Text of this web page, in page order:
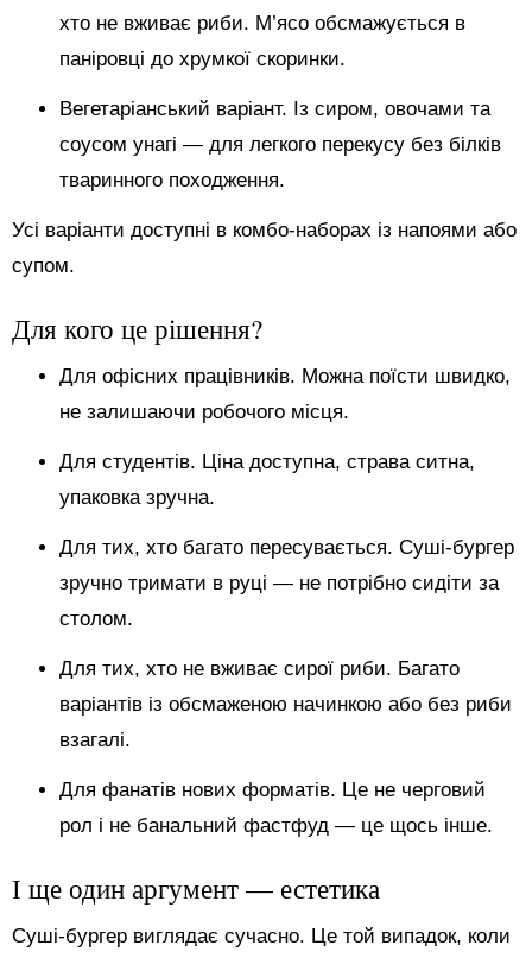
хто не вживає риби. М’ясо обсмажується в
паніровці до хрумкої скоринки.
Вегетаріанський варіант. Із сиром, овочами та
соусом унагі — для легкого перекусу без білків
тваринного походження.
Усі варіанти доступні в комбо-наборах із напоями або
супом.
Для кого це рішення?
Для офісних працівників. Можна поїсти швидко,
не залишаючи робочого місця.
Для студентів. Ціна доступна, страва ситна,
упаковка зручна.
Для тих, хто багато пересувається. Суші-бургер
зручно тримати в руці — не потрібно сидіти за
столом.
Для тих, хто не вживає сирої риби. Багато
варіантів із обсмаженою начинкою або без риби
взагалі.
Для фанатів нових форматів. Це не черговий
рол і не банальний фастфуд — це щось інше.
І ще один аргумент — естетика
Суші-бургер виглядає сучасно. Це той випадок, коли